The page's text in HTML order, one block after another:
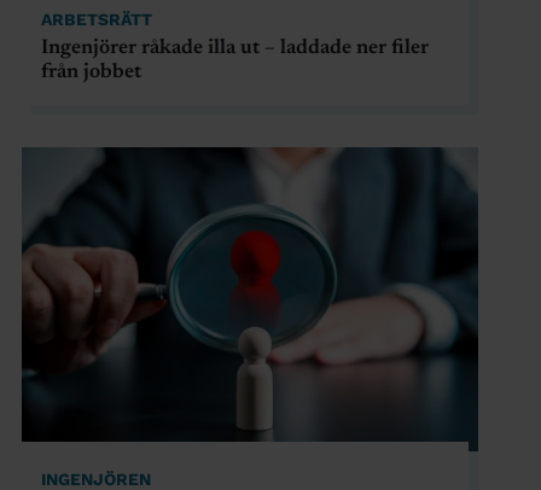
ARBETSRÄTT
Ingenjörer råkade illa ut – laddade ner filer
från jobbet
INGENJÖREN